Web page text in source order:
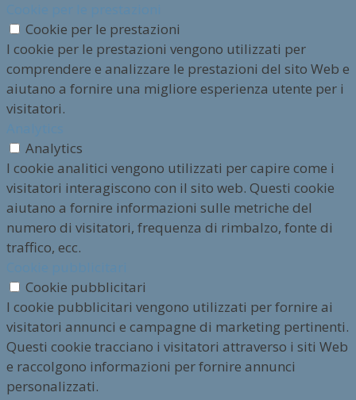
Cookie per le prestazioni
I cookie per le prestazioni vengono utilizzati per
comprendere e analizzare le prestazioni del sito Web e
aiutano a fornire una migliore esperienza utente per i
visitatori.
Analytics
I cookie analitici vengono utilizzati per capire come i
visitatori interagiscono con il sito web. Questi cookie
aiutano a fornire informazioni sulle metriche del
numero di visitatori, frequenza di rimbalzo, fonte di
traffico, ecc.
Cookie pubblicitari
I cookie pubblicitari vengono utilizzati per fornire ai
visitatori annunci e campagne di marketing pertinenti.
Questi cookie tracciano i visitatori attraverso i siti Web
e raccolgono informazioni per fornire annunci
personalizzati.